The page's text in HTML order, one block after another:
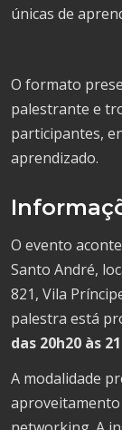
únicas de
O formato
palestrante e
participantes,
aprendizado.
O evento
Santo André,
821, Vila
palestra está
das 20h20 às
A modalidade